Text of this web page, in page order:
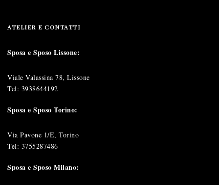
ATELIER E CONTATTI
Sposa e Sposo Lissone:
Viale Valassina 78, Lissone
Tel: 3938644192
Sposa e Sposo Torino:
Via Pavone 1/E, Torino
Tel: 3755287486
Sposa e Sposo Milano: